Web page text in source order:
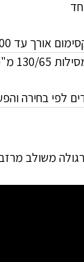
65 מ"מ
לפי בחירה
משולב